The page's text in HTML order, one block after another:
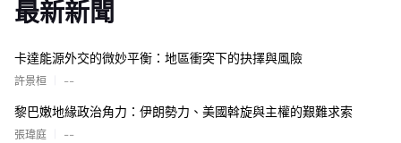
最新新聞
卡達能源外交的微妙平衡：地區衝突下的抉擇與風險
許景桓 --
黎巴嫩地緣政治角力：伊朗勢力、美國斡旋與主權的艱難求索
張瑋庭 --